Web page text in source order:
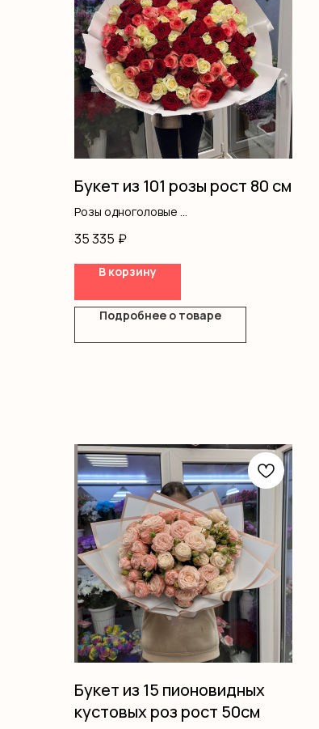
Букет из 101 розы рост 80 см
Розы одноголовые
35 335 ₽
В корзину
Подробнее о товаре
Букет из 15 пионовидных
кустовых роз рост 50см